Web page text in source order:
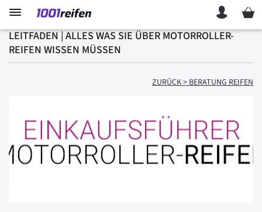
Mein
LEITFADEN | ALLES WAS SIE ÜBER MOTORROLLER-
REIFEN WISSEN MÜSSEN
ZURÜCK > BERATUNG REIFEN